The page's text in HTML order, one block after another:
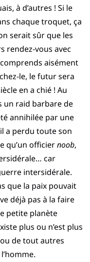
à d’autres ! Si le
chaque troquet, ça
serait sûr que les
rendez-vous avec
aisément
le, le futur sera
en a chié ! Au
un raid barbare de
annihilée par une
a perdu toute son
qu’un officiernoob,
car
intersidérale.
que la paix pouvait
déjà pas à la faire
petite planète
plus ou n’est plus
de tout autres